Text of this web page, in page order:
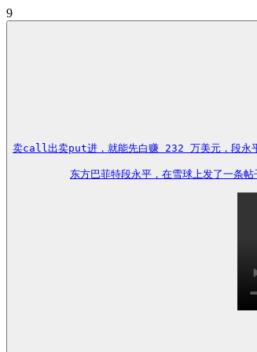
9
卖call出卖put进，就能先白赚 232 万美元，段永平
东方巴菲特段永平，在雪球上发了一